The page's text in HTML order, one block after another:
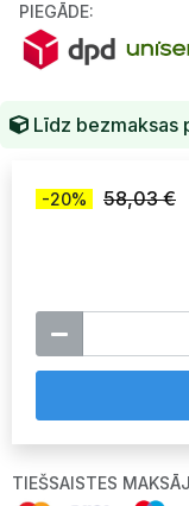
PIEGĀDE:
Līdz bezmaksas
-20% 58,03 €
TIEŠSAISTES